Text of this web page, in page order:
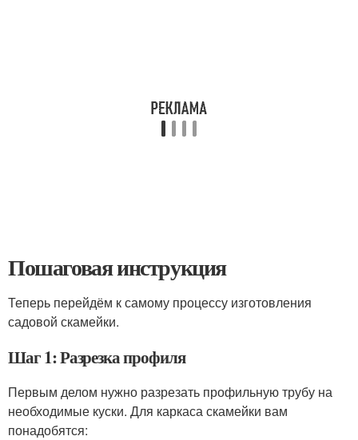
Пошаговая инструкция
Теперь перейдём к самому процессу изготовления
садовой скамейки.
Шаг 1: Разрезка профиля
Первым делом нужно разрезать профильную трубу на
необходимые куски. Для каркаса скамейки вам
понадобятся: